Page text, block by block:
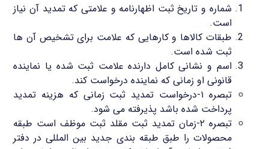
شماره و تاریخ ثبت اظهارنامه و علامتی که تمدید آن نیاز
است.
طبقات کالاها و کارهایی که علامت برای تشخیص آن ها
ثبت شده است.
اسم و نشانی کامل دارنده علامت ثبت شده یا نماینده
قانونی او زمانی که نماینده درخواست کند.
تبصره ۱-درخواست تمدید ثبت زمانی که هزینه تمدید
پرداخت شده باشد پذیرفته می شود.
تبصره ۲-زمان تمدید ثبت مقلد ثبت موظف است طبقه
محصولات را طبق طبقه بندی جدید بین المللی در دفتر